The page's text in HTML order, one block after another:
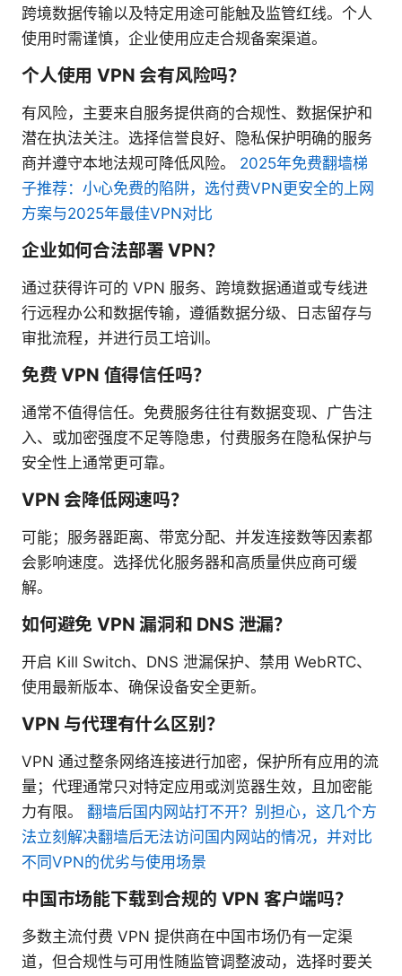
跨境数据传输以及特定用途可能触及监管红线。个人
使用时需谨慎，企业使用应走合规备案渠道。
个人使用 VPN 会有风险吗？
有风险，主要来自服务提供商的合规性、数据保护和
潜在执法关注。选择信誉良好、隐私保护明确的服务
商并遵守本地法规可降低风险。 2025年免费翻墙梯
子推荐：小心免费的陷阱，选付费VPN更安全的上网
方案与2025年最佳VPN对比
企业如何合法部署 VPN？
通过获得许可的 VPN 服务、跨境数据通道或专线进
行远程办公和数据传输，遵循数据分级、日志留存与
审批流程，并进行员工培训。
免费 VPN 值得信任吗？
通常不值得信任。免费服务往往有数据变现、广告注
入、或加密强度不足等隐患，付费服务在隐私保护与
安全性上通常更可靠。
VPN 会降低网速吗？
可能；服务器距离、带宽分配、并发连接数等因素都
会影响速度。选择优化服务器和高质量供应商可缓
解。
如何避免 VPN 漏洞和 DNS 泄漏？
开启 Kill Switch、DNS 泄漏保护、禁用 WebRTC、
使用最新版本、确保设备安全更新。
VPN 与代理有什么区别？
VPN 通过整条网络连接进行加密，保护所有应用的流
量；代理通常只对特定应用或浏览器生效，且加密能
力有限。 翻墙后国内网站打不开？别担心，这几个方
法立刻解决翻墙后无法访问国内网站的情况，并对比
不同VPN的优劣与使用场景
中国市场能下载到合规的 VPN 客户端吗？
多数主流付费 VPN 提供商在中国市场仍有一定渠
道，但合规性与可用性随监管调整波动，选择时要关